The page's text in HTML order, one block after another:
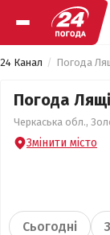
24 Канал Погода
Погода
Черкаська обл.,
Змінити місто
Сьогодні